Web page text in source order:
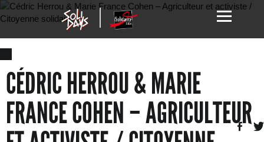
CÉDRIC HERROU & MARIE
FRANCE COHEN – AGRICULTEUR